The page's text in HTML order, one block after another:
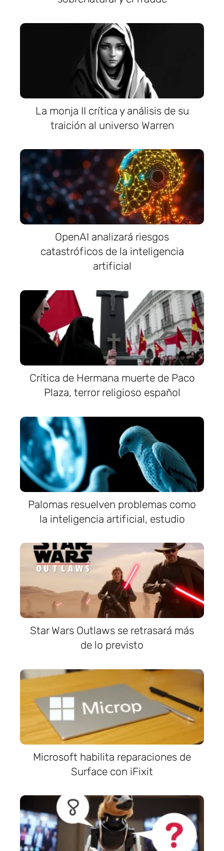
La monja II crítica y análisis de su
traición al universo Warren
OpenAI analizará riesgos
catastróficos de la inteligencia
artificial
Crítica de Hermana muerte de Paco
Plaza, terror religioso español
Palomas resuelven problemas como
la inteligencia artificial, estudio
Star Wars Outlaws se retrasará más
de lo previsto
Microsoft habilita reparaciones de
Surface con iFixit